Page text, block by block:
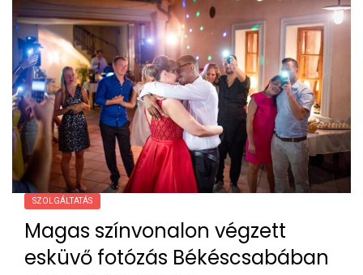
SZOLGÁLTATÁS
Magas színvonalon végzett
esküvő fotózás Békéscsabában